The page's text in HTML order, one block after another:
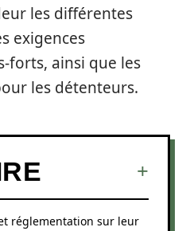
les différentes
exigences
forts, ainsi que les
les détenteurs.
réglementation sur leur